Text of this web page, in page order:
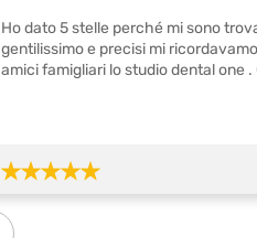
Ho dato 5 stelle perché mi sono
gentilissimo e precisi mi
amici famigliari lo studio dental one